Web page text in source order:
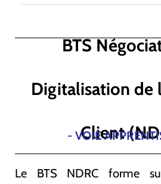
BTS
Digitalisation de
Client
- VOIE
Le BTS NDRC forme